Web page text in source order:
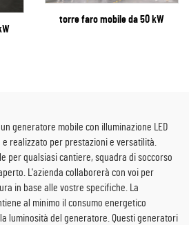
torre faro mobile da 50 kW
generatore mobile con illuminazione LED
realizzato per prestazioni e versatilità.
per qualsiasi cantiere, squadra di soccorso
L'azienda collaborerà con voi per
in base alle vostre specifiche. La
al minimo il consumo energetico
luminosità del generatore. Questi generatori